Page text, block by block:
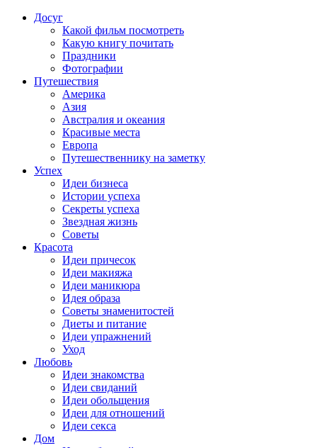
Досуг
Какой фильм посмотреть
Какую книгу почитать
Праздники
Фотографии
Путешествия
Америка
Азия
Австралия и океания
Красивые места
Европа
Путешественнику на заметку
Успех
Идеи бизнеса
Истории успеха
Секреты успеха
Звездная жизнь
Советы
Красота
Идеи причесок
Идеи макияжа
Идеи маникюра
Идея образа
Советы знаменитостей
Диеты и питание
Идеи упражнений
Уход
Любовь
Идеи знакомства
Идеи свиданий
Идеи обольщения
Идеи для отношений
Идеи секса
Дом